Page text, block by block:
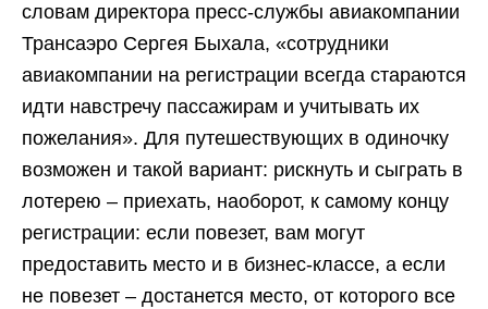
словам директора пресс-службы авиакомпании
Трансаэро Сергея Быхала, «сотрудники
авиакомпании на регистрации всегда стараются
идти навстречу пассажирам и учитывать их
пожелания». Для путешествующих в одиночку
возможен и такой вариант: рискнуть и сыграть в
лотерею – приехать, наоборот, к самому концу
регистрации: если повезет, вам могут
предоставить место и в бизнес-классе, а если
не повезет – достанется место, от которого все